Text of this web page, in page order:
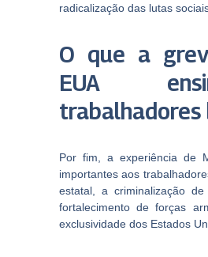
radicalização das lutas
O que a
EUA
trabalhadores
Por fim, a experiência de
importantes aos
estatal, a criminalização
fortalecimento de forças
exclusividade dos Estados